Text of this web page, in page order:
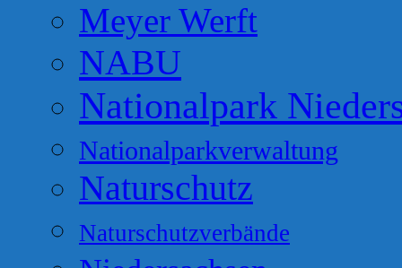
Meyer Werft
NABU
Nationalpark
Nationalparkverwaltung
Naturschutz
Naturschutzverbände